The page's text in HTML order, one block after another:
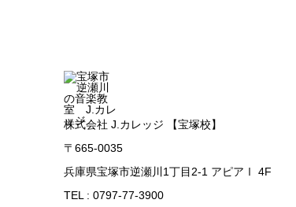
株式会社 J.カレッジ 【宝塚校】
〒665-0035
兵庫県宝塚市逆瀬川1丁目2-1 アピアⅠ 4F
TEL : 0797-77-3900